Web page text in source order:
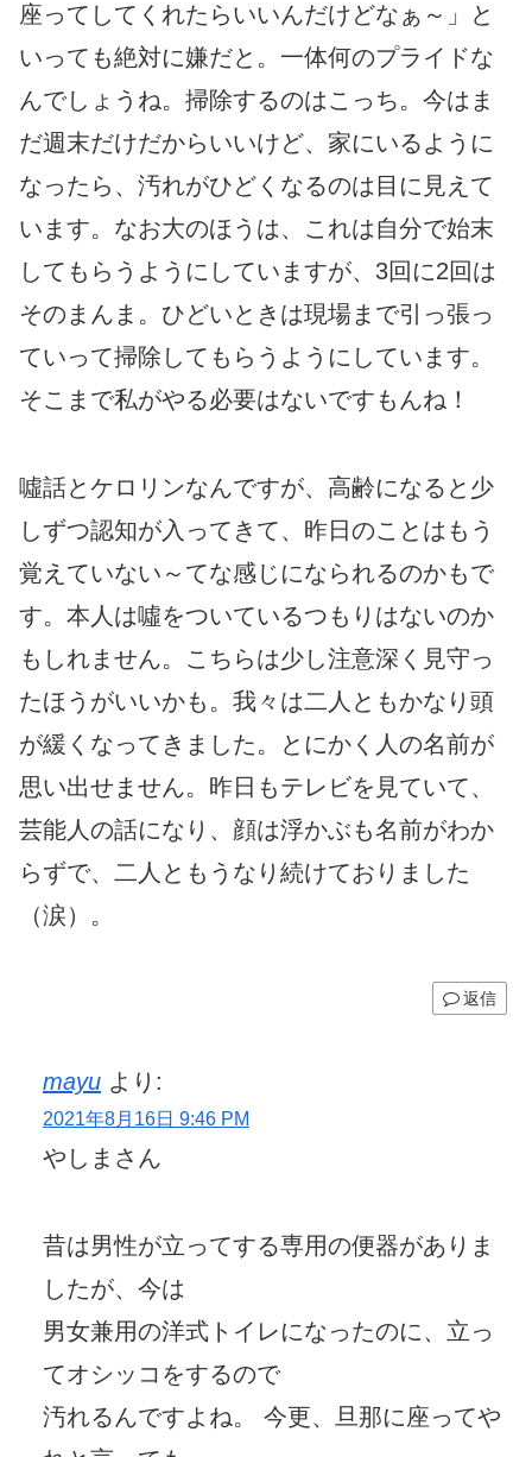
座ってしてくれたらいいんだけどなぁ～」と
いっても絶対に嫌だと。一体何のプライドな
んでしょうね。掃除するのはこっち。今はま
だ週末だけだからいいけど、家にいるように
なったら、汚れがひどくなるのは目に見えて
います。なお大のほうは、これは自分で始末
してもらうようにしていますが、3回に2回は
そのまんま。ひどいときは現場まで引っ張っ
ていって掃除してもらうようにしています。
そこまで私がやる必要はないですもんね！
噓話とケロリンなんですが、高齢になると少
しずつ認知が入ってきて、昨日のことはもう
覚えていない～てな感じになられるのかもで
す。本人は噓をついているつもりはないのか
もしれません。こちらは少し注意深く見守っ
たほうがいいかも。我々は二人ともかなり頭
が緩くなってきました。とにかく人の名前が
思い出せません。昨日もテレビを見ていて、
芸能人の話になり、顔は浮かぶも名前がわか
らずで、二人ともうなり続けておりました
（涙）。
返信
mayu より:
2021年8月16日 9:46 PM
やしまさん
昔は男性が立ってする専用の便器がありま
したが、今は
男女兼用の洋式トイレになったのに、立っ
てオシッコをするので
汚れるんですよね。 今更、旦那に座ってや